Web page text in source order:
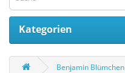
Kategorien
Benjamin Blümchen